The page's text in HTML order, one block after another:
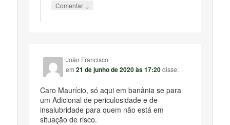
Comentar ↓
João Francisco
em21 de junho de 2020 às 17:20disse:
Caro Maurício, só aqui em banânia se para
um Adicional de periculosidade e de
insalubridade para quem não está em
situação de risco.